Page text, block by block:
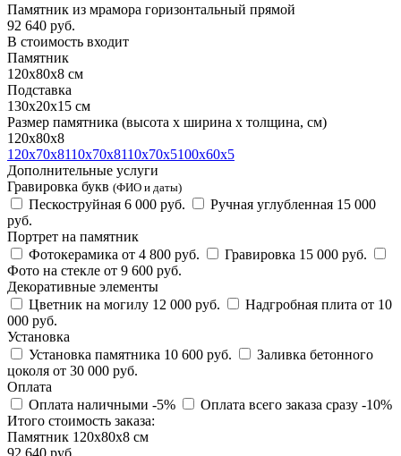
Памятник из мрамора горизонтальный прямой
92 640 руб.
В стоимость входит
Памятник
120х80х8 см
Подставка
130х20х15 см
Размер памятника (высота х ширина х толщина, см)
120х80х8
120х70х8110х70х8110х70х5100х60х5
Дополнительные услуги
Гравировка букв (ФИО и даты)
Пескоструйная 6 000 руб. Ручная углубленная 15 000
руб.
Портрет на памятник
Фотокерамика от 4 800 руб. Гравировка 15 000 руб.
Фото на стекле от 9 600 руб.
Декоративные элементы
Цветник на могилу 12 000 руб. Надгробная плита от 10
000 руб.
Установка
Установка памятника 10 600 руб.
Заливка бетонного
цоколя от 30 000 руб.
Оплата
Оплата наличными -5% Оплата всего заказа сразу -10%
Итого стоимость заказа:
Памятник 120х80х8 см
92 640 руб.